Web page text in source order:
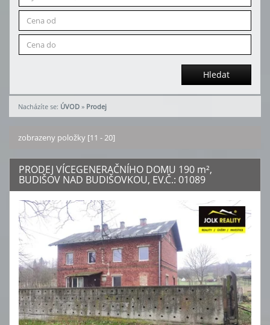
Hledat
Nacházíte se: ÚVOD » Prodej
zobrazeny položky [11 - 20]
PRODEJ VÍCEGENERAČNÍHO DOMU 190 m²,
BUDIŠOV NAD BUDIŠOVKOU, EV.Č.: 01089